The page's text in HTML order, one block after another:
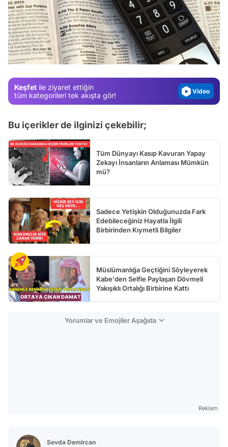
Keşfet ile ziyaret ettiğin
tüm kategorileri tek akışta gör!
Video
Test
Gündem
Video
Bu içerikler de ilginizi çekebilir;
Tüm Dünyayı Kasıp Kavuran Yapay
Zekayı İnsanların Anlaması Mümkün
mü?
Sadece Yetişkin Olduğunuzda Fark
Edebileceğiniz Hayatla İlgili
Birbirinden Kıymetli Bilgiler
Müslümanlığa Geçtiğini Söyleyerek
Kabe'den Selfie Paylaşan Dövmeli
Yakışıklı Ortalığı Birbirine Kattı
Yorumlar ve Emojiler Aşağıda
Reklam
Sevda Demircan